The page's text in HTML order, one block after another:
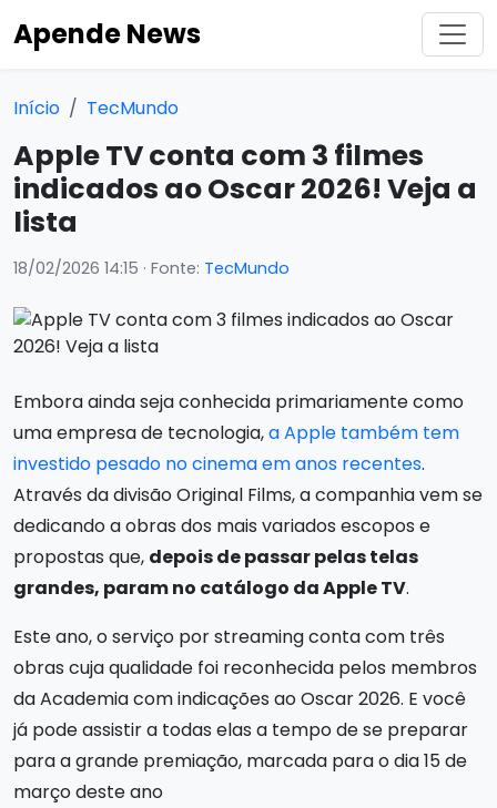
Apende News
Início TecMundo
Apple TV conta com 3 filmes
indicados ao Oscar 2026! Veja a
lista
18/02/2026 14:15 · Fonte: TecMundo
Embora ainda seja conhecida primariamente como
uma empresa de tecnologia,a Apple também tem
investido pesado no cinema em anos recentes.
Através da divisão Original Films, a companhia vem se
dedicando a obras dos mais variados escopos e
propostas que, depois de passar pelas telas
grandes, param no catálogo da Apple TV.
Este ano, o serviço por streaming conta com três
obras cuja qualidade foi reconhecida pelos membros
da Academia com indicações ao Oscar 2026. E você
já pode assistir a todas elas a tempo de se preparar
para a grande premiação, marcada para o dia 15 de
março deste ano